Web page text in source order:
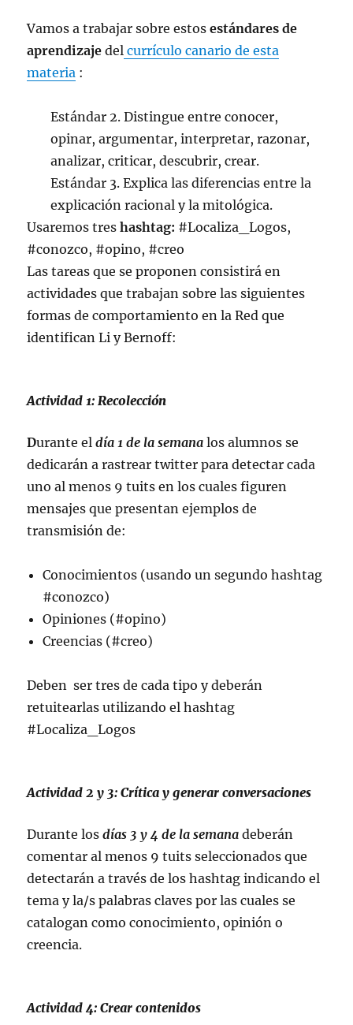
Vamos a trabajar sobre estosestándares de
aprendizaje del currículo canario de esta
materia :
Estándar 2. Distingue entre conocer,
opinar, argumentar, interpretar, razonar,
analizar, criticar, descubrir, crear.
Estándar 3. Explica las diferencias entre la
explicación racional y la mitológica.
Usaremos tres hashtag: #Localiza_Logos,
#conozco, #opino, #creo
Las tareas que se proponen consistirá en
actividades que trabajan sobre las siguientes
formas de comportamiento en la Red que
identifican Li y Bernoff:
Actividad 1: Recolección
Durante eldía 1 de la semana los alumnos se
dedicarán a rastrear twitter para detectar cada
uno al menos 9 tuits en los cuales figuren
mensajes que presentan ejemplos de
transmisión de:
Conocimientos (usando un segundo hashtag
#conozco)
Opiniones (#opino)
Creencias (#creo)
Deben ser tres de cada tipo y deberán
retuitearlas utilizando el hashtag
#Localiza_Logos
Actividad 2 y 3: Crítica y generar conversaciones
Durante losdías 3 y 4 de la semana deberán
comentar al menos 9 tuits seleccionados que
detectarán a través de los hashtag indicando el
tema y la/s palabras claves por las cuales se
catalogan como conocimiento, opinión o
creencia.
Actividad 4: Crear contenidos